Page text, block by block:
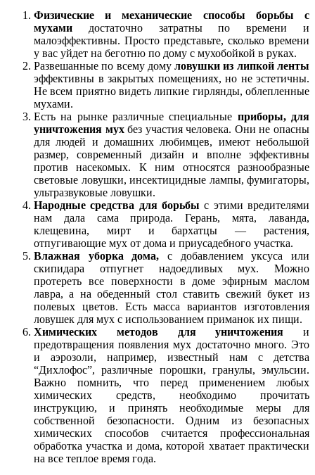
Физические и механические способы борьбы с
мухами достаточно затратны по времени и
малоэффективны. Просто представьте, сколько времени
у вас уйдет на беготню по дому с мухобойкой в руках.
Развешанные по всему домуловушки из липкой ленты
эффективны в закрытых помещениях, но не эстетичны.
Не всем приятно видеть липкие гирлянды, облепленные
мухами.
Есть на рынке различные специальные приборы, для
уничтожения мухбез участия человека. Они не опасны
для людей и домашних любимцев, имеют небольшой
размер, современный дизайн и вполне эффективны
против насекомых. К ним относятся разнообразные
световые ловушки, инсектицидные лампы, фумигаторы,
ультразвуковые ловушки.
Народные средства для борьбы с этими вредителями
нам дала сама природа. Герань, мята, лаванда,
клещевина, мирт и бархатцы — растения,
отпугивающие мух от дома и приусадебного участка.
Влажная уборка дома, с добавлением уксуса или
скипидара отпугнет надоедливых мух. Можно
протереть все поверхности в доме эфирным маслом
лавра, а на обеденный стол ставить свежий букет из
полевых цветов. Есть масса вариантов изготовления
ловушек для мух с использованием приманок их пищи.
Химических методов для уничтожения и
предотвращения появления мух достаточно много. Это
и аэрозоли, например, известный нам с детства
“Дихлофос”, различные порошки, гранулы, эмульсии.
Важно помнить, что перед применением любых
химических средств, необходимо прочитать
инструкцию, и принять необходимые меры для
собственной безопасности. Одним из безопасных
химических способов считается профессиональная
обработка участка и дома, которой хватает практически
на все теплое время года.